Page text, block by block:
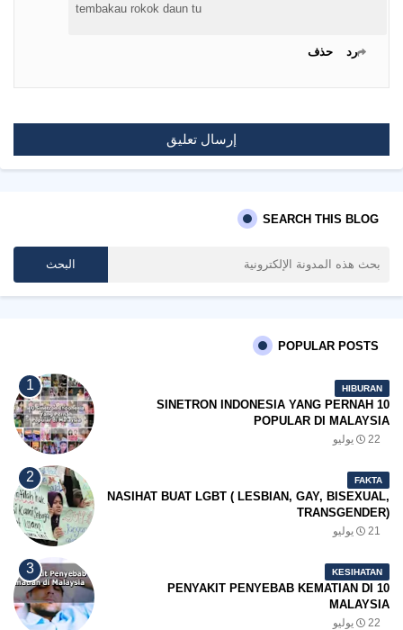
tembakau rokok daun tu
رد حذف
إرسال تعليق
SEARCH THIS BLOG
POPULAR POSTS
HIBURAN
10 SINETRON INDONESIA YANG PERNAH
POPULAR DI MALAYSIA
22 يوليو
FAKTA
NASIHAT BUAT LGBT ( LESBIAN, GAY, BISEXUAL,
TRANSGENDER)
21 يوليو
KESIHATAN
10 PENYAKIT PENYEBAB KEMATIAN DI
MALAYSIA
22 يوليو